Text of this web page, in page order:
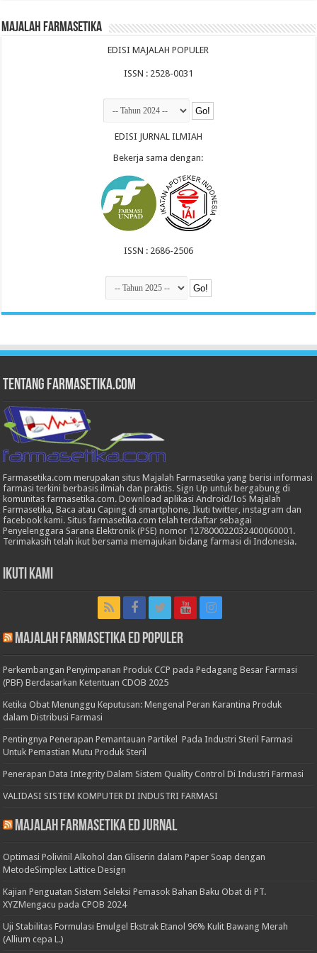
Majalah Farmasetika
EDISI MAJALAH POPULER
ISSN : 2528-0031
EDISI JURNAL ILMIAH
Bekerja sama dengan:
ISSN : 2686-2506
Tentang Farmasetika.com
Farmasetika.com merupakan situs Majalah Farmasetika yang berisi informasi
farmasi terkini berbasis ilmiah dan praktis. Sign Up untuk bergabung di
komunitas farmasetika.com. Download aplikasi Android/IoS Majalah
Farmasetika, Baca atau Caping di smartphone, Ikuti twitter, instagram dan
facebook kami. Situs farmasetika.com telah terdaftar sebagai
Penyelenggara Sarana Elektronik (PSE) nomor 127800022032400060001.
Terimakasih telah ikut bersama memajukan bidang farmasi di Indonesia.
Ikuti Kami
Majalah Farmasetika Ed Populer
Perkembangan Penyimpanan Produk CCP pada Pedagang Besar Farmasi
(PBF) Berdasarkan Ketentuan CDOB 2025
Ketika Obat Menunggu Keputusan: Mengenal Peran Karantina Produk
dalam Distribusi Farmasi
Pentingnya Penerapan Pemantauan Partikel Pada Industri Steril Farmasi
Untuk Pemastian Mutu Produk Steril
Penerapan Data Integrity Dalam Sistem Quality Control Di Industri Farmasi
VALIDASI SISTEM KOMPUTER DI INDUSTRI FARMASI
Majalah Farmasetika Ed Jurnal
Optimasi Polivinil Alkohol dan Gliserin dalam Paper Soap dengan
MetodeSimplex Lattice Design
Kajian Penguatan Sistem Seleksi Pemasok Bahan Baku Obat di PT.
XYZMengacu pada CPOB 2024
Uji Stabilitas Formulasi Emulgel Ekstrak Etanol 96% Kulit Bawang Merah
(Allium cepa L.)